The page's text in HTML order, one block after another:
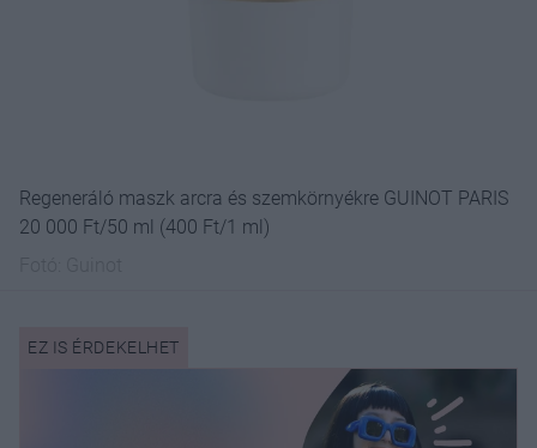
Regeneráló maszk arcra és szemkörnyékre GUINOT PARIS
20 000 Ft/50 ml (400 Ft/1 ml)